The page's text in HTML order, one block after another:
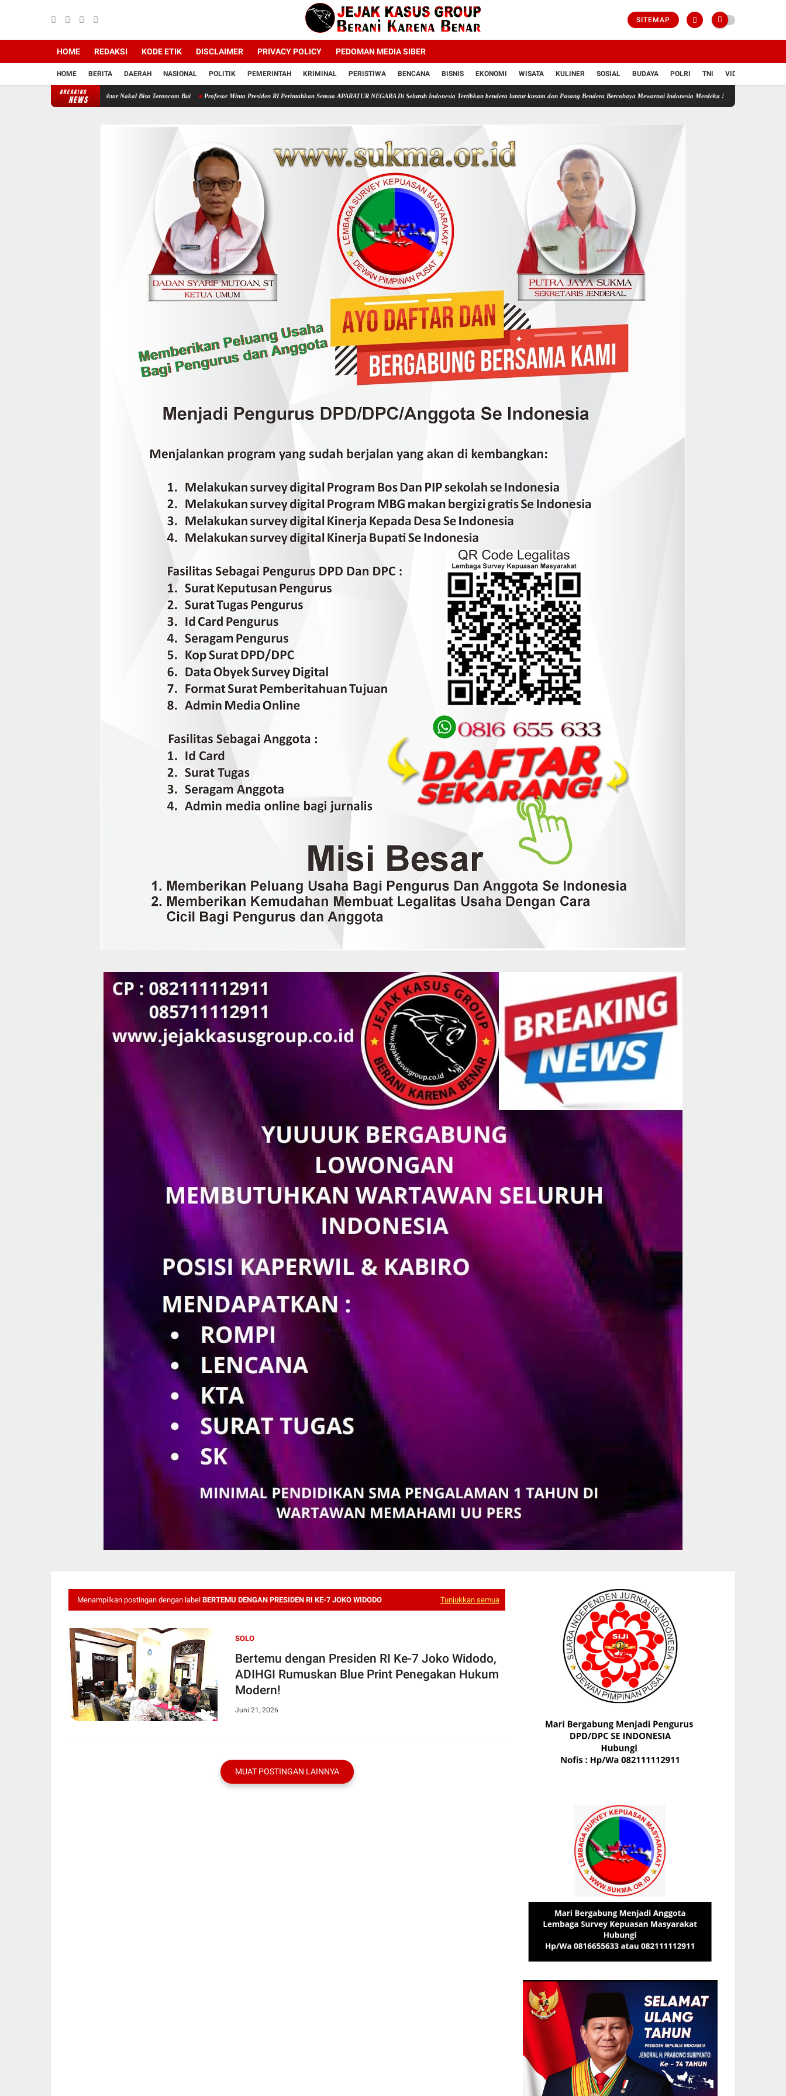
SITEMAP
HOME REDAKSI KODE ETIK DISCLAIMER PRIVACY POLICY PEDOMAN MEDIA SIBER
HOME BERITA DAERAH NASIONAL POLITIK PEMERINTAH KRIMINAL PERISTIWA BENCANA BISNIS EKONOMI WISATA KULINER SOSIAL BUDAYA POLRI TNI VIDIO
BREAKING
NEWS
Satgasus, Kontraktor Nakal Bisa Terancam Bui Profesor Minta Presiden RI Perintahkan Semua APARATUR NEGARA Di Seluruh Indonesia Tertibkan bendera luntur kusam dan Pasang Bendera Bercahaya Mewarnai Indonesia Merdeka !!! JARGONISME
Menampilkan postingan dengan label BERTEMU DENGAN PRESIDEN RI KE-7 JOKO WIDODO Tunjukkan semua
SOLO
Bertemu dengan Presiden RI Ke-7 Joko Widodo,
ADIHGI Rumuskan Blue Print Penegakan Hukum
Modern!
Juni 21, 2026
MUAT POSTINGAN LAINNYA